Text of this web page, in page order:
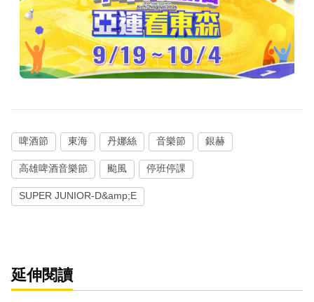
啤酒節 東海 丹娜絲 音樂節 銀赫
高雄啤酒音樂節 颱風 停班停課
SUPER JUNIOR-D&amp;E
延伸閱讀